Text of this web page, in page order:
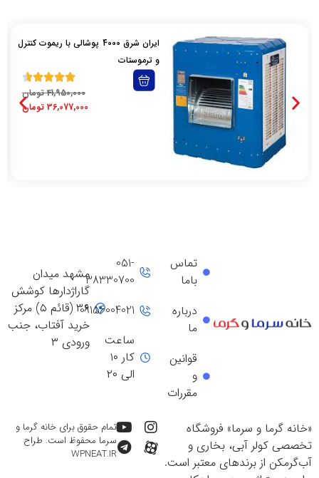
ایران شرق 4000 پوشالی با ریموت کنترل
و ترموستات
41,950,000 تومان
36,077,000 تومان
مشهد میدان
گاراژدارها کوشش
۳۶ (قائم ۵) مرکز
خرید آفتاب، جنب
ورودی ۳
051-
38330700
09156004021
ساعت
کار ۱۰
الی ۲۰
تماس
باما
درباره
ما
قوانین
و
مقررات
«خانه گرما و سرما» فروشگاه
تخصصی کولر آبی، بخاری و
آب‌گرمکن از برندهای معتبر است.
تمام حقوق برای خانه گرما و
سرما محفوظ است. طراح
WPNEAT.IR